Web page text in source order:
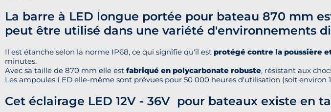
La barre à LED longue portée pour bateau 870 mm
peut être utilisé dans une variété d'environnements
Il est étanche selon la norme IP68, ce qui signifie qu'il est protégé contre la poussière
minutes.
Avec sa taille de 870 mm elle est fabriqué en polycarbonate robuste, résistant aux
Les ampoules LED elle-même sont prévues pour 50 000 heures d'utilisation (soit environ
Cet éclairage LED 12V - 36V pour bateaux existe en